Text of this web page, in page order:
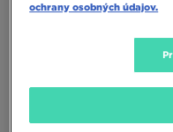
130,00 €
ochrany osobných údajov.